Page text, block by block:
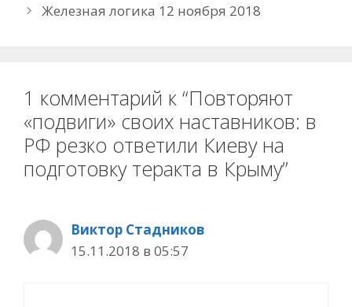
Железная логика 12 ноября 2018
1 комментарий к “Повторяют
«подвиги» своих наставников: в
РФ резко ответили Киеву на
подготовку теракта в Крыму”
Виктор Стадников
15.11.2018 в 05:57